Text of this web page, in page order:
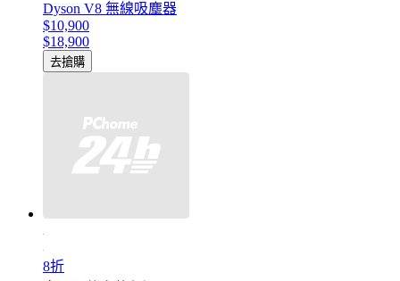
Dyson V8 無線吸塵器
$10,900
$18,900
去搶購
8折